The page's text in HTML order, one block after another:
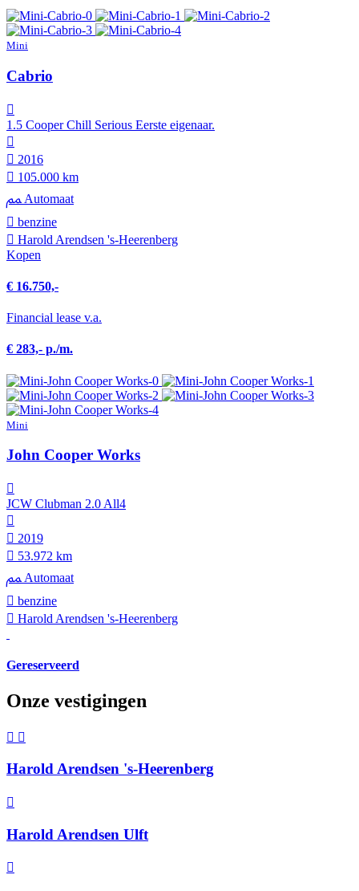
Mini
Cabrio
1.5 Cooper Chill Serious Eerste eigenaar.
2016
105.000 km
Automaat
benzine
Harold Arendsen 's-Heerenberg
Kopen
€ 16.750,-
Financial lease v.a.
€ 283,- p./m.
Mini
John Cooper Works
JCW Clubman 2.0 All4
2019
53.972 km
Automaat
benzine
Harold Arendsen 's-Heerenberg
Gereserveerd
Onze vestigingen
Harold Arendsen 's-Heerenberg
Harold Arendsen Ulft